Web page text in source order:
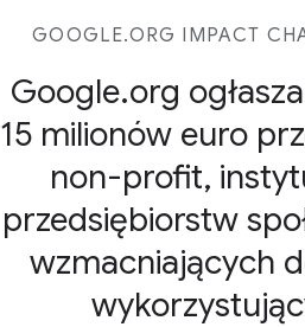
GOOGLE.ORG IMPACT
Google.org
15 milionów euro
non-profit,
przedsiębiorstw
wzmacniających